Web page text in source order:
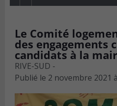
Le Comité
des engagements
candidats à la
RIVE-SUD -
Publié le 2 novembre 2021